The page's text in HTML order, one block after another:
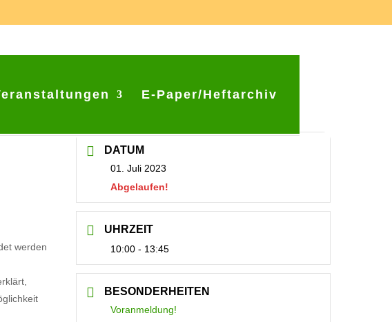
E-Paper/Heftarchiv
werden
DATUM
01. Juli 2023
Abgelaufen!
UHRZEIT
10:00 - 13:45
BESONDERHEITEN
Voranmeldung!